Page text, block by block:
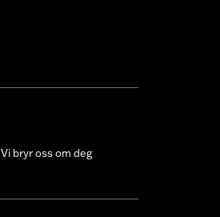
Vi bryr oss om deg